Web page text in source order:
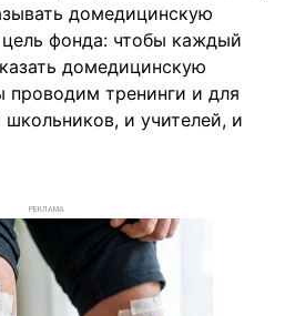
домедицинскую
фонда: чтобы каждый
домедицинскую
тренинги и для
и учителей, и
РЕКЛАМА